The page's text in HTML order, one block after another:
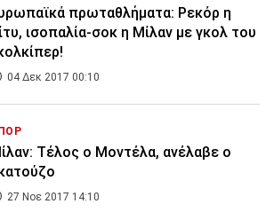
πρωταθλήματα: Ρεκόρ η
ισοπαλία-σοκ η Μίλαν με γκολ του
04 Δεκ 2017 00:10
Τέλος ο Μοντέλα, ανέλαβε ο
27 Νοε 2017 14:10